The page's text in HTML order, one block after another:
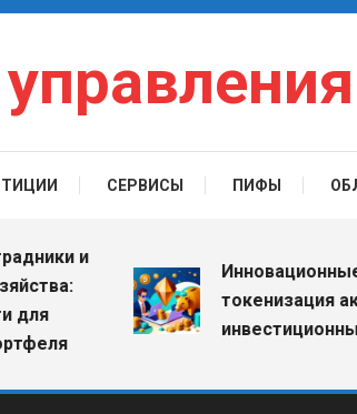
СЕРВИСЫ ПИФЫ
и
Инновационные
токенизация
инвестиционный